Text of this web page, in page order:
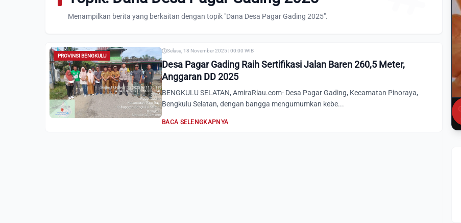
Menampilkan berita yang berkaitan dengan topik "Dana Desa Pagar Gading 2025".
PROVINSI BENGKULU
Selasa, 18 November 2025 | 00:00 WIB
Desa Pagar Gading Raih Sertifikasi Jalan Baren 260,5 Meter,
Anggaran DD 2025
BENGKULU SELATAN, AmiraRiau.com- Desa Pagar Gading, Kecamatan Pinoraya,
Bengkulu Selatan, dengan bangga mengumumkan kebe...
BACA SELENGKAPNYA